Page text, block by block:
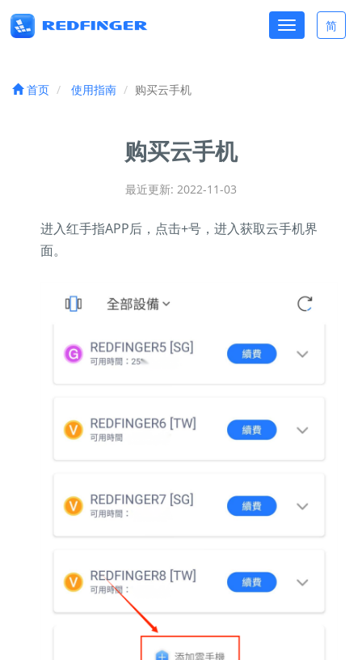
Toggle
简
Toggle
navigation
首页 使用指南 购买云手机
购买云手机
最近更新: 2022-11-03
进入红手指APP后，点击+号，进入获取云手机界
面。